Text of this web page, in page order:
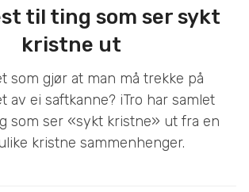
til ting som ser sykt
kristne ut
som gjør at man må trekke på
av ei saftkanne? iTro har samlet
som ser «sykt kristne» ut fra en
kristne sammenhenger.